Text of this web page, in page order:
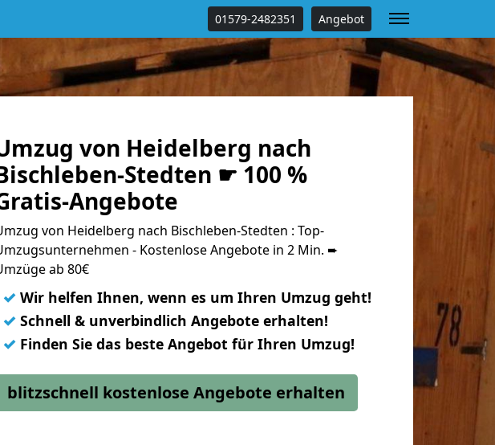
01579-2482351 Angebot
von Heidelberg nach
Stedten ☛ 100 %
Angebote
von Heidelberg nach Bischleben-Stedten : Top-
- Kostenlose Angebote in 2 Min. ➨
ab 80€
✓ Wir helfen Ihnen, wenn es um Ihren Umzug geht!
✓ Schnell & unverbindlich Angebote erhalten!
✓ Finden Sie das beste Angebot für Ihren Umzug!
blitzschnell kostenlose Angebote erhalten